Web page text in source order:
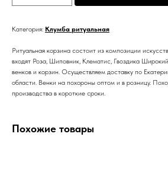
Категория: Клумба ритуальная
Ритуальная корзина состоит из композиции
входят Роза, Шиповник, Клематис, Гвоздика
венков и корзин. Осуществляем доставку по
области. Венки на похороны оптом и в розницу.
производства в короткие сроки.
Похожие товары